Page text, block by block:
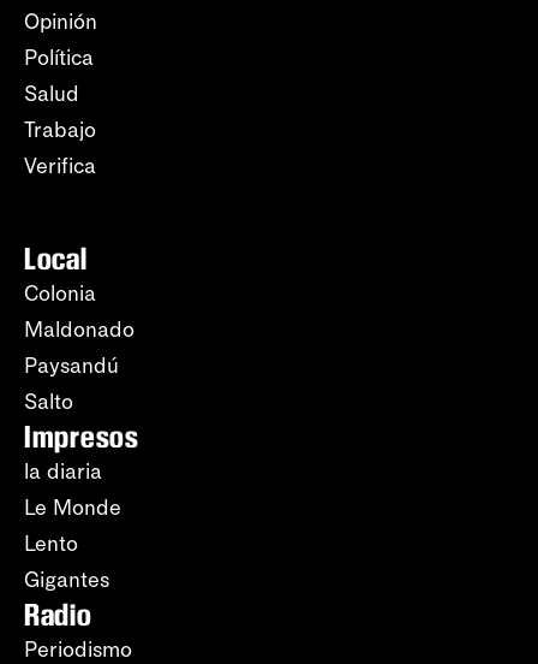
Opinión
Política
Salud
Trabajo
Verifica
Local
Colonia
Maldonado
Paysandú
Salto
Impresos
la diaria
Le Monde
Lento
Gigantes
Radio
Periodismo